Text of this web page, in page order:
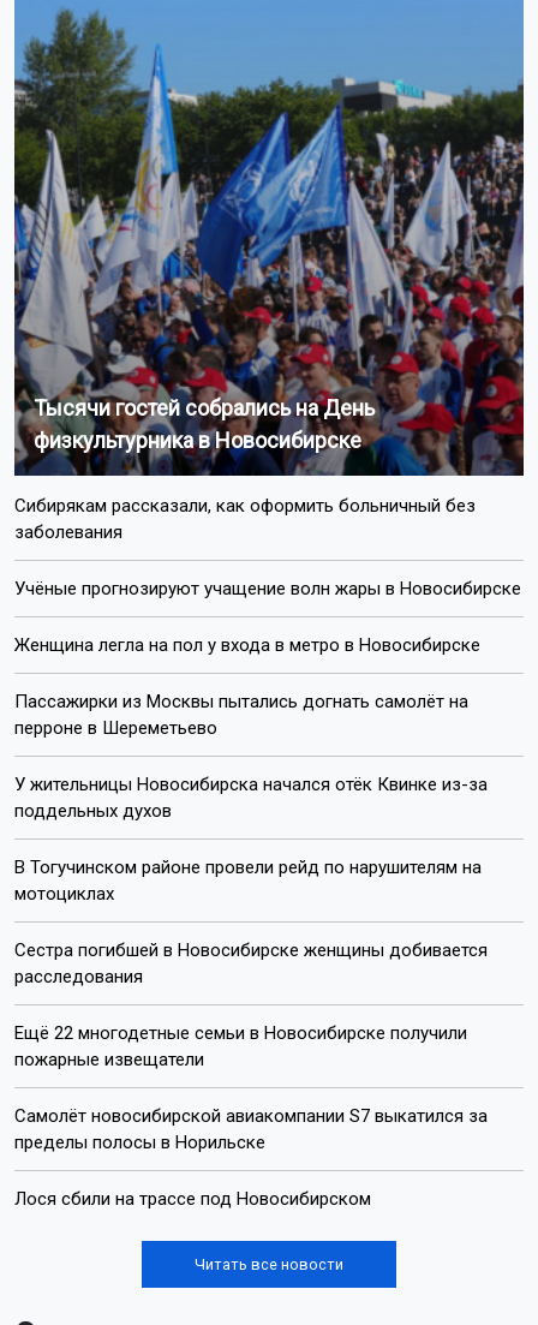
Тысячи гостей собрались на День
физкультурника в Новосибирске
Сибирякам рассказали, как оформить больничный без
заболевания
Учёные прогнозируют учащение волн жары в Новосибирске
Женщина легла на пол у входа в метро в Новосибирске
Пассажирки из Москвы пытались догнать самолёт на
перроне в Шереметьево
У жительницы Новосибирска начался отёк Квинке из-за
поддельных духов
В Тогучинском районе провели рейд по нарушителям на
мотоциклах
Сестра погибшей в Новосибирске женщины добивается
расследования
Ещё 22 многодетные семьи в Новосибирске получили
пожарные извещатели
Самолёт новосибирской авиакомпании S7 выкатился за
пределы полосы в Норильске
Лося сбили на трассе под Новосибирском
Читать все новости